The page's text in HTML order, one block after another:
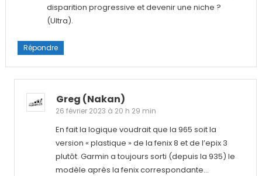
disparition progressive et devenir une niche ?
(Ultra).
Répondre
Greg (nakan)
26 février 2023 à 20 h 29 min
En fait la logique voudrait que la 965 soit la
version « plastique » de la fenix 8 et de l’epix 3
plutôt. Garmin a toujours sorti (depuis la 935) le
modèle après la fenix correspondante…